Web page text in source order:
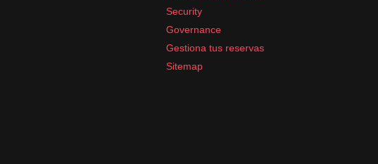
Security
Governance
Gestiona tus reservas
Sitemap